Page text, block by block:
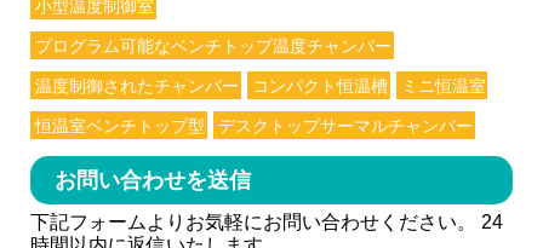
小型温度制御室
プログラム可能なベンチトップ温度チャンバー
温度制御されたチャンバー コンパクト恒温槽 ミニ恒温室
恒温室ベンチトップ型 デスクトップサーマルチャンバー
お問い合わせを送信
下記フォームよりお気軽にお問い合わせください。 24